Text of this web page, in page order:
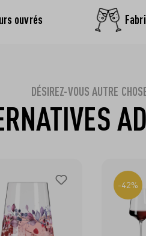
ouvrés
DÉSIREZ-VOUS AUTRE
-42%